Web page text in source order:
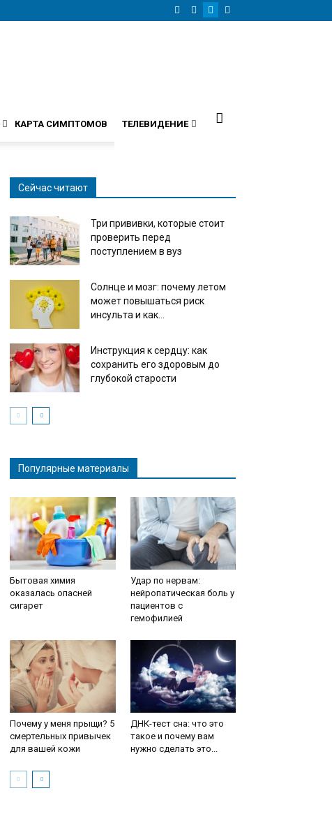
КАРТА СИМПТОМОВ ТЕЛЕВИДЕНИЕ
Сейчас читают
Три прививки, которые стоит
проверить перед
поступлением в вуз
Солнце и мозг: почему летом
может повышаться риск
инсульта и как...
Инструкция к сердцу: как
сохранить его здоровым до
глубокой старости
Популярные материалы
Бытовая химия
оказалась опасней
сигарет
Удар по нервам:
нейропатическая боль у
пациентов с
гемофилией
Почему у меня прыщи? 5
смертельных привычек
для вашей кожи
ДНК-тест сна: что это
такое и почему вам
нужно сделать это...